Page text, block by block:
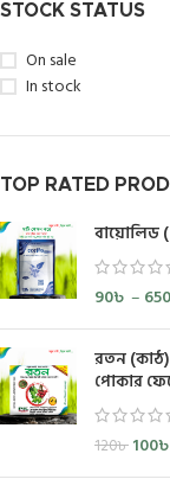
STOCK STATUS
On sale
In stock
TOP RATED
বায়োলিড (
90৳ – 650
রতন
পোকার
120৳ 100৳